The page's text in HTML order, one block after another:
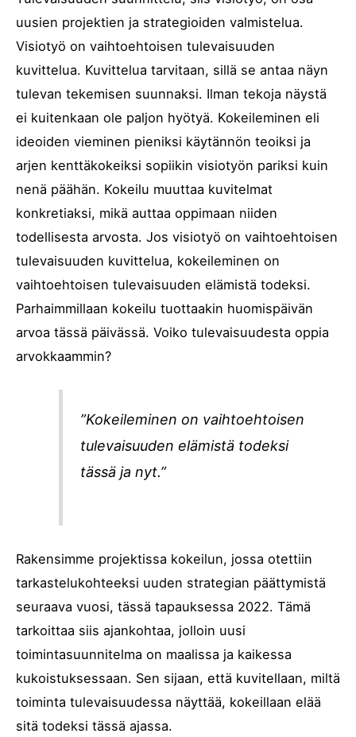
uusien projektien ja strategioiden valmistelua.
Visiotyö on vaihtoehtoisen tulevaisuuden
kuvittelua. Kuvittelua tarvitaan, sillä se antaa näyn
tulevan tekemisen suunnaksi. Ilman tekoja näystä
ei kuitenkaan ole paljon hyötyä. Kokeileminen eli
ideoiden vieminen pieniksi käytännön teoiksi ja
arjen kenttäkokeiksi sopiikin visiotyön pariksi kuin
nenä päähän. Kokeilu muuttaa kuvitelmat
konkretiaksi, mikä auttaa oppimaan niiden
todellisesta arvosta. Jos visiotyö on vaihtoehtoisen
tulevaisuuden kuvittelua, kokeileminen on
vaihtoehtoisen tulevaisuuden elämistä todeksi.
Parhaimmillaan kokeilu tuottaakin huomispäivän
arvoa tässä päivässä. Voiko tulevaisuudesta oppia
arvokkaammin?
”Kokeileminen on vaihtoehtoisen
tulevaisuuden elämistä todeksi
tässä ja nyt.”
Rakensimme projektissa kokeilun, jossa otettiin
tarkastelukohteeksi uuden strategian päättymistä
seuraava vuosi, tässä tapauksessa 2022. Tämä
tarkoittaa siis ajankohtaa, jolloin uusi
toimintasuunnitelma on maalissa ja kaikessa
kukoistuksessaan. Sen sijaan, että kuvitellaan, miltä
toiminta tulevaisuudessa näyttää, kokeillaan elää
sitä todeksi tässä ajassa.